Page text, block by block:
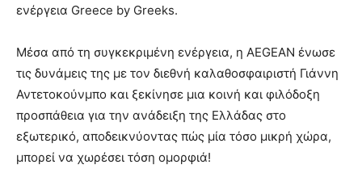
ενέργεια Greece by Greeks.
Μέσα από τη συγκεκριμένη ενέργεια, η AEGEAN ένωσε
τις δυνάμεις της με τον διεθνή καλαθοσφαιριστή Γιάννη
Αντετοκούνμπο και ξεκίνησε μια κοινή και φιλόδοξη
προσπάθεια για την ανάδειξη της Ελλάδας στο
εξωτερικό, αποδεικνύοντας πώς μία τόσο μικρή χώρα,
μπορεί να χωρέσει τόση ομορφιά!